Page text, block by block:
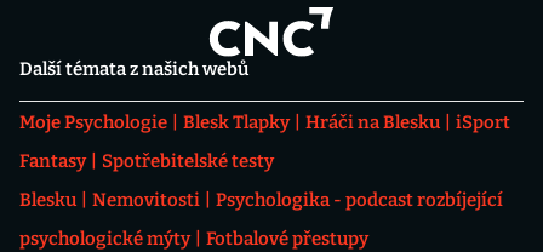
Další témata z našich webů
Moje Psychologie Blesk Tlapky Hráči na Blesku
iSport
Fantasy
Spotřebitelské testy
Blesku
Nemovitosti
Psychologika - podcast rozbíjející
psychologické mýty
Fotbalové přestupy